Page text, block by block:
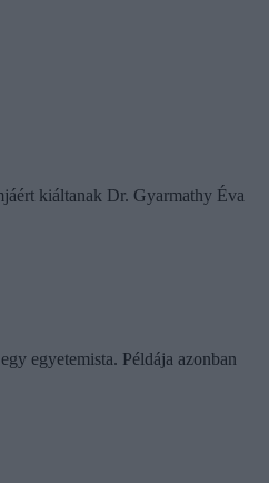
kiáltanak Dr. Gyarmathy Éva
egyetemista. Példája azonban